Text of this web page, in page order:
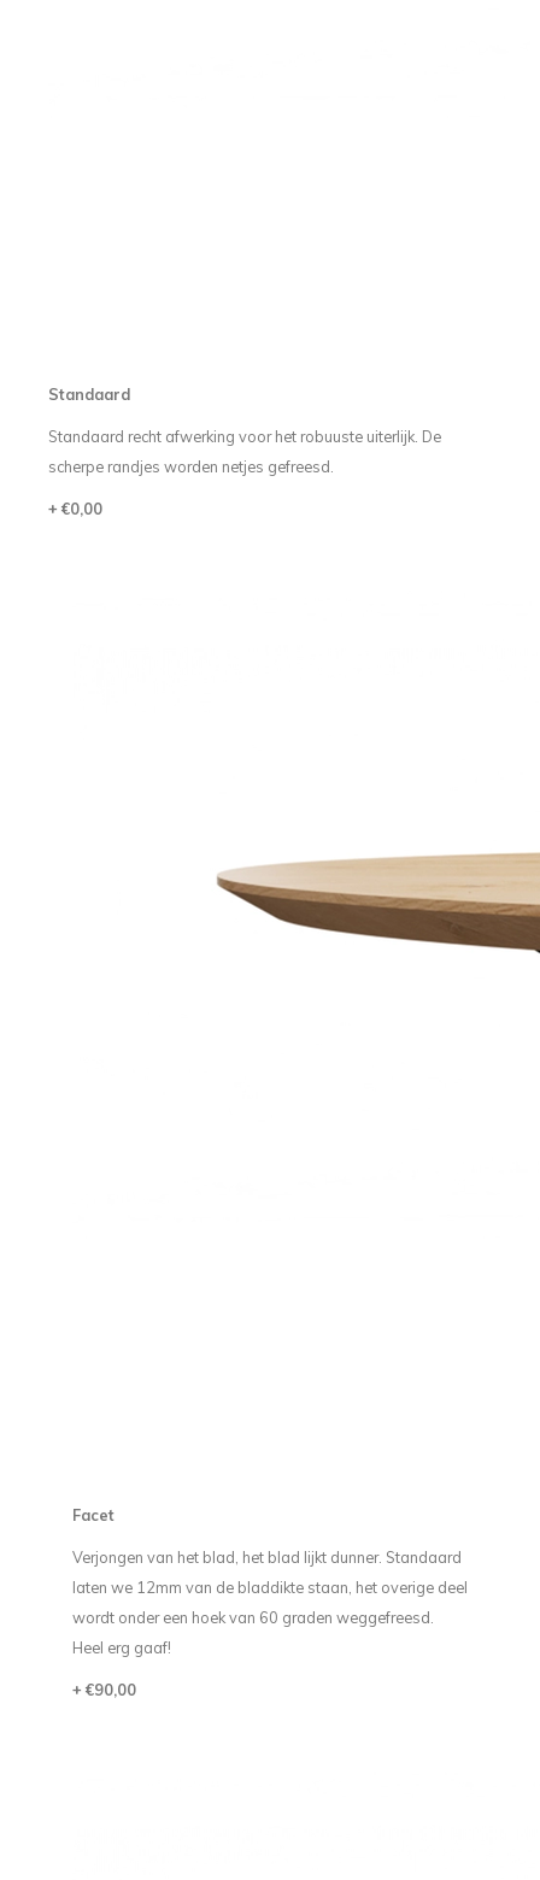
Standaard
Standaard recht afwerking voor het robuuste uiterlijk. De
scherpe randjes worden netjes gefreesd.
+ €0,00
Facet
Verjongen van het blad, het blad lijkt dunner. Standaard
laten we 12mm van de bladdikte staan, het overige deel
wordt onder een hoek van 60 graden weggefreesd.
Heel erg gaaf!
+ €90,00